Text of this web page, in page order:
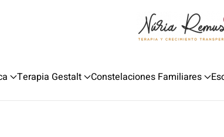
Terapia Gestalt Constelaciones Familiares